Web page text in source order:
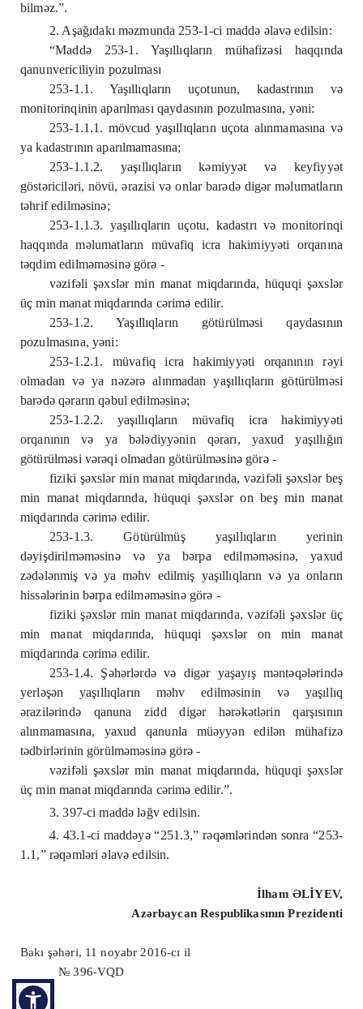
bilməz.”.
2. Aşağıdakı məzmunda 253-1-ci maddə əlavə edilsin:
“Maddə 253-1. Yaşıllıqların mühafizəsi haqqında
qanunvericiliyin pozulması
253-1.1. Yaşıllıqların uçotunun, kadastrının və
monitorinqinin aparılması qaydasının pozulmasına, yəni:
253-1.1.1. mövcud yaşıllıqların uçota alınmamasına və
ya kadastrının aparılmamasına;
253-1.1.2. yaşıllıqların kəmiyyət və keyfiyyət
göstəriciləri, növü, ərazisi və onlar barədə digər məlumatların
təhrif edilməsinə;
253-1.1.3. yaşıllıqların uçotu, kadastrı və monitorinqi
haqqında məlumatların müvafiq icra hakimiyyəti orqanına
təqdim edilməməsinə görə -
vəzifəli şəxslər min manat miqdarında, hüquqi şəxslər
üç min manat miqdarında cərimə edilir.
253-1.2. Yaşıllıqların götürülməsi qaydasının
pozulmasına, yəni:
253-1.2.1. müvafiq icra hakimiyyəti orqanının rəyi
olmadan və ya nəzərə alınmadan yaşıllıqların götürülməsi
barədə qərarın qəbul edilməsinə;
253-1.2.2. yaşıllıqların müvafiq icra hakimiyyəti
orqanının və ya bələdiyyənin qərarı, yaxud yaşıllığın
götürülməsi vərəqi olmadan götürülməsinə görə -
fiziki şəxslər min manat miqdarında, vəzifəli şəxslər beş
min manat miqdarında, hüquqi şəxslər on beş min manat
miqdarında cərimə edilir.
253-1.3. Götürülmüş yaşıllıqların yerinin
dəyişdirilməməsinə və ya bərpa edilməməsinə, yaxud
zədələnmiş və ya məhv edilmiş yaşıllıqların və ya onların
hissələrinin bərpa edilməməsinə görə -
fiziki şəxslər min manat miqdarında, vəzifəli şəxslər üç
min manat miqdarında, hüquqi şəxslər on min manat
miqdarında cərimə edilir.
253-1.4. Şəhərlərdə və digər yaşayış məntəqələrində
yerləşən yaşıllıqların məhv edilməsinin və yaşıllıq
ərazilərində qanuna zidd digər hərəkətlərin qarşısının
alınmamasına, yaxud qanunla müəyyən edilən mühafizə
tədbirlərinin görülməməsinə görə -
vəzifəli şəxslər min manat miqdarında, hüquqi şəxslər
üç min manat miqdarında cərimə edilir.”.
3. 397-ci maddə ləğv edilsin.
4. 43.1-ci maddəyə “251.3,” rəqəmlərindən sonra “253-
1.1,” rəqəmləri əlavə edilsin.
İlham ƏLİYEV,
Azərbaycan Respublikasının Prezidenti
Bakı şəhəri, 11 noyabr 2016-cı il
№ 396-VQD